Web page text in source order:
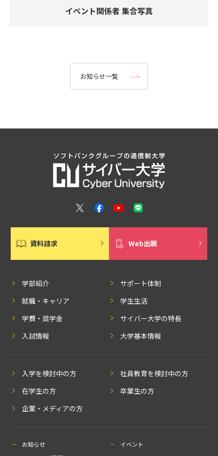
イベント関係者 集合写真
お知らせ一覧
資料請求 Web出願
学部紹介
サポート体制
就職・キャリア
学生生活
学費・奨学金
サイバー大学の特長
入試情報
大学基本情報
入学を検討中の方
社員教育を検討中の方
在学生の方
卒業生の方
企業・メディアの方
お知らせ
イベント